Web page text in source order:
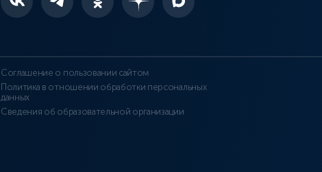
Соглашение о пользовании сайтом
Политика в отношении обработки персональных
данных
Сведения об образовательной организации